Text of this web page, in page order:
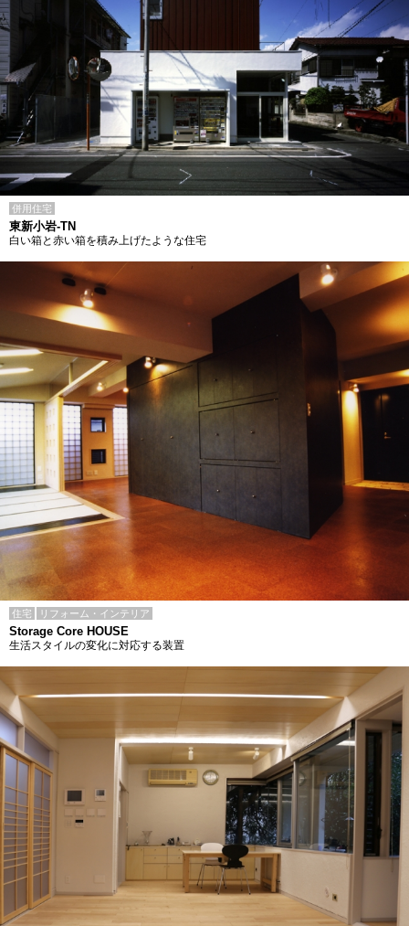
併用住宅
東新小岩-TN
白い箱と赤い箱を積み上げたような住宅
住宅 リフォーム・インテリア
Storage Core HOUSE
生活スタイルの変化に対応する装置